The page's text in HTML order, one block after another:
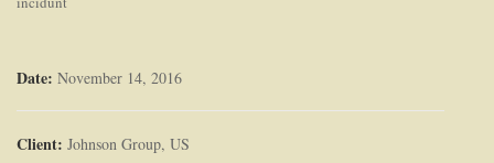
Date: November 14, 2016
Client: Johnson Group, US